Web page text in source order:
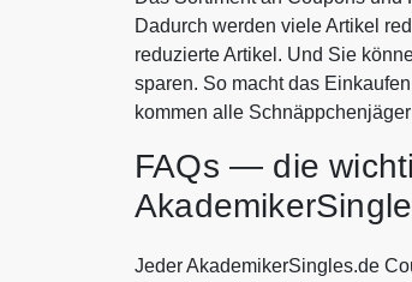
Dadurch werden viele Artikel
reduzierte Artikel. Und Sie
sparen. So macht das
kommen alle
FAQs — die
Jeder AkademikerSingles.de